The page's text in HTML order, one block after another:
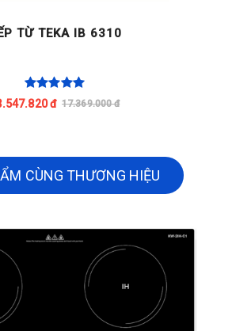
TỪ TEKA IB 6310
đ 17.369.000 đ
CÙNG THƯƠNG HIỆU